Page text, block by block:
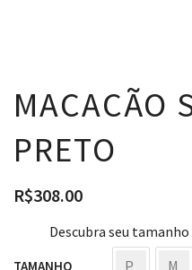
MACACÃO
PRETO
R$308.00
Descubra seu tamanho
TAMANHO P M